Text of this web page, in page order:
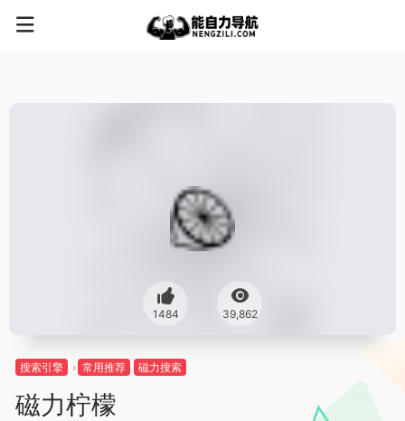
1484 39,862
搜索引擎 常用推荐 磁力搜索
磁力柠檬